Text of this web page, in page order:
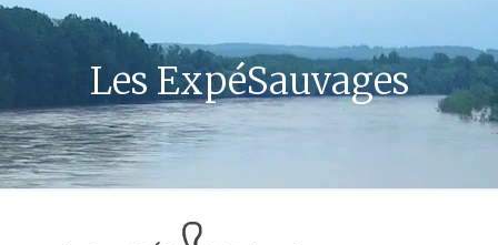
Les ExpéSauvages